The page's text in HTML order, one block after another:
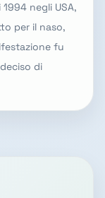
negli USA,
per il naso,
fu
di